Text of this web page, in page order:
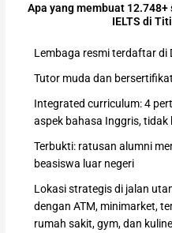
Apa yang membuat
IELTS di
Lembaga resmi terdaftar di
Tutor muda dan
Integrated curriculum: 4
aspek bahasa Inggris, tidak
Terbukti: ratusan alumni
beasiswa luar negeri
Lokasi strategis di jalan
dengan ATM, minimarket,
rumah sakit, gym, dan